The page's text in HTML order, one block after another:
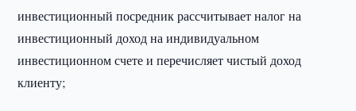
инвестиционный посредник рассчитывает налог на
инвестиционный доход на индивидуальном
инвестиционном счете и перечисляет чистый доход
клиенту;